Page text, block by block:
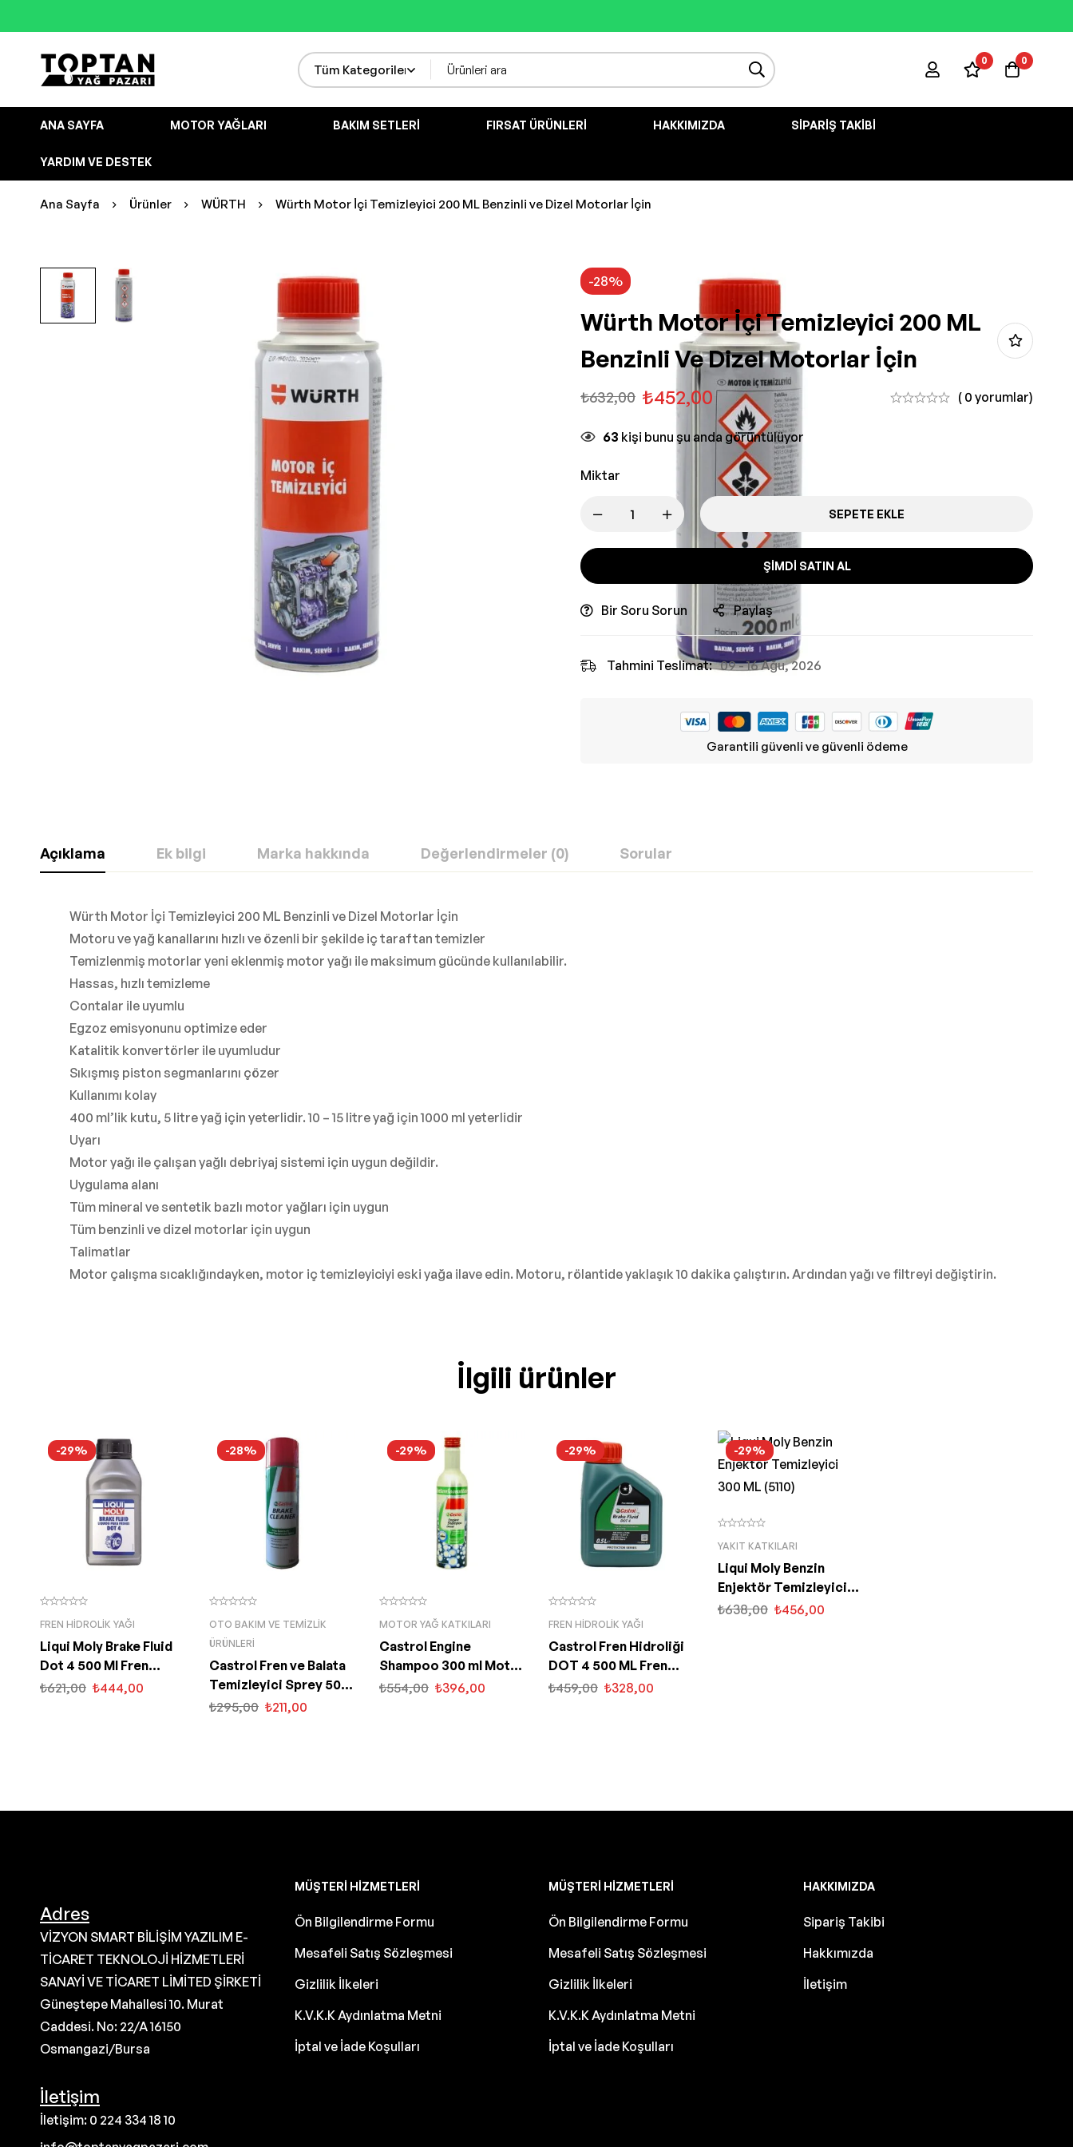
0 0
ANA SAYFA MOTOR YAĞLARI BAKIM SETLERI FIRSAT ÜRÜNLERI HAKKIMIZDA SIPARIŞ TAKIBI
YARDIM VE DESTEK
Ana Sayfa Ürünler WÜRTH Würth Motor İçi Temizleyici 200 ML Benzinli ve Dizel Motorlar İçin
-28%
Würth Motor İçi Temizleyici 200 ML
Benzinli Ve Dizel Motorlar İçin
₺632,00 ₺452,00 ( 0 yorumlar)
63 kişi bunu şu anda görüntülüyor
Miktar
SEPETE EKLE
ŞIMDI SATIN AL
Bir Soru Sorun Paylaş
Tahmini Teslimat: 09 - 16 Ağu, 2026
Garantili güvenli ve güvenli ödeme
Açıklama Ek bilgi Marka hakkında Değerlendirmeler (0) Sorular
Würth Motor İçi Temizleyici 200 ML Benzinli ve Dizel Motorlar İçin
Motoru ve yağ kanallarını hızlı ve özenli bir şekilde iç taraftan temizler
Temizlenmiş motorlar yeni eklenmiş motor yağı ile maksimum gücünde kullanılabilir.
Hassas, hızlı temizleme
Contalar ile uyumlu
Egzoz emisyonunu optimize eder
Katalitik konvertörler ile uyumludur
Sıkışmış piston segmanlarını çözer
Kullanımı kolay
400 ml’lik kutu, 5 litre yağ için yeterlidir. 10 – 15 litre yağ için 1000 ml yeterlidir
Uyarı
Motor yağı ile çalışan yağlı debriyaj sistemi için uygun değildir.
Uygulama alanı
Tüm mineral ve sentetik bazlı motor yağları için uygun
Tüm benzinli ve dizel motorlar için uygun
Talimatlar
Motor çalışma sıcaklığındayken, motor iç temizleyiciyi eski yağa ilave edin. Motoru, rölantide yaklaşık 10 dakika çalıştırın. Ardından yağı ve filtreyi değiştirin.
İlgili ürünler
-29%
FREN HIDROLIK YAĞI
Liqui Moly Brake Fluid
Dot 4 500 Ml Fren
Hidrolik Yağı (3093)
₺621,00 ₺444,00
-28%
OTO BAKIM VE TEMIZLIK
ÜRÜNLERI
Castrol Fren ve Balata
Temizleyici Sprey 500
Ml Brake Cleaner
₺295,00 ₺211,00
-29%
MOTOR YAĞ KATKILARI
Castrol Engine
Shampoo 300 ml Motor
İç Temizleyici
₺554,00 ₺396,00
-29%
FREN HIDROLIK YAĞI
Castrol Fren Hidroliği
DOT 4 500 ML Fren
Hidrolik Yağı
₺459,00 ₺328,00
-29%
YAKIT KATKILARI
Liqui Moly Benzin
Enjektör Temizleyici
300 ML (5110)
₺638,00 ₺456,00
Adres
VİZYON SMART BİLİŞİM YAZILIM E-
TİCARET TEKNOLOJİ HİZMETLERİ
SANAYİ VE TİCARET LİMİTED ŞİRKETİ
Güneştepe Mahallesi 10. Murat
Caddesi. No: 22/A 16150
Osmangazi/Bursa
İletişim
İletişim: 0 224 334 18 10
MÜŞTERI HIZMETLERI
Ön Bilgilendirme Formu
Mesafeli Satış Sözleşmesi
Gizlilik İlkeleri
K.V.K.K Aydınlatma Metni
İptal ve İade Koşulları
MÜŞTERI HIZMETLERI
Ön Bilgilendirme Formu
Mesafeli Satış Sözleşmesi
Gizlilik İlkeleri
K.V.K.K Aydınlatma Metni
İptal ve İade Koşulları
HAKKIMIZDA
Sipariş Takibi
Hakkımızda
İletişim